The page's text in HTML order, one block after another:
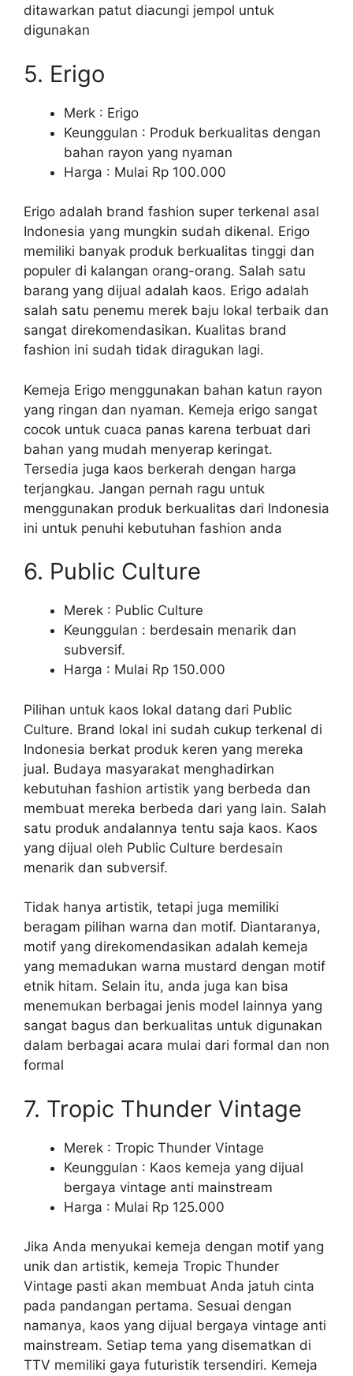
ditawarkan patut diacungi jempol untuk
digunakan
5. Erigo
Merk : Erigo
Keunggulan : Produk berkualitas dengan
bahan rayon yang nyaman
Harga : Mulai Rp 100.000
Erigo adalah brand fashion super terkenal asal
Indonesia yang mungkin sudah dikenal. Erigo
memiliki banyak produk berkualitas tinggi dan
populer di kalangan orang-orang. Salah satu
barang yang dijual adalah kaos. Erigo adalah
salah satu penemu merek baju lokal terbaik dan
sangat direkomendasikan. Kualitas brand
fashion ini sudah tidak diragukan lagi.
Kemeja Erigo menggunakan bahan katun rayon
yang ringan dan nyaman. Kemeja erigo sangat
cocok untuk cuaca panas karena terbuat dari
bahan yang mudah menyerap keringat.
Tersedia juga kaos berkerah dengan harga
terjangkau. Jangan pernah ragu untuk
menggunakan produk berkualitas dari Indonesia
ini untuk penuhi kebutuhan fashion anda
6. Public Culture
Merek : Public Culture
Keunggulan : berdesain menarik dan
subversif.
Harga : Mulai Rp 150.000
Pilihan untuk kaos lokal datang dari Public
Culture. Brand lokal ini sudah cukup terkenal di
Indonesia berkat produk keren yang mereka
jual. Budaya masyarakat menghadirkan
kebutuhan fashion artistik yang berbeda dan
membuat mereka berbeda dari yang lain. Salah
satu produk andalannya tentu saja kaos. Kaos
yang dijual oleh Public Culture berdesain
menarik dan subversif.
Tidak hanya artistik, tetapi juga memiliki
beragam pilihan warna dan motif. Diantaranya,
motif yang direkomendasikan adalah kemeja
yang memadukan warna mustard dengan motif
etnik hitam. Selain itu, anda juga kan bisa
menemukan berbagai jenis model lainnya yang
sangat bagus dan berkualitas untuk digunakan
dalam berbagai acara mulai dari formal dan non
formal
7. Tropic Thunder Vintage
Merek : Tropic Thunder Vintage
Keunggulan : Kaos kemeja yang dijual
bergaya vintage anti mainstream
Harga : Mulai Rp 125.000
Jika Anda menyukai kemeja dengan motif yang
unik dan artistik, kemeja Tropic Thunder
Vintage pasti akan membuat Anda jatuh cinta
pada pandangan pertama. Sesuai dengan
namanya, kaos yang dijual bergaya vintage anti
mainstream. Setiap tema yang disematkan di
TTV memiliki gaya futuristik tersendiri. Kemeja